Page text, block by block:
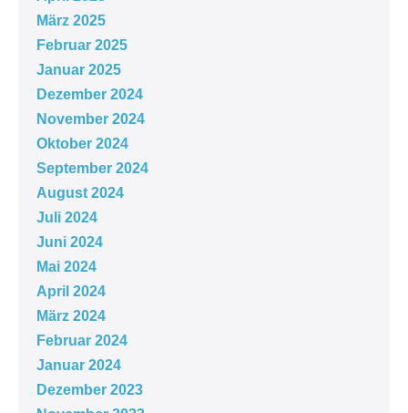
März 2025
Februar 2025
Januar 2025
Dezember 2024
November 2024
Oktober 2024
September 2024
August 2024
Juli 2024
Juni 2024
Mai 2024
April 2024
März 2024
Februar 2024
Januar 2024
Dezember 2023